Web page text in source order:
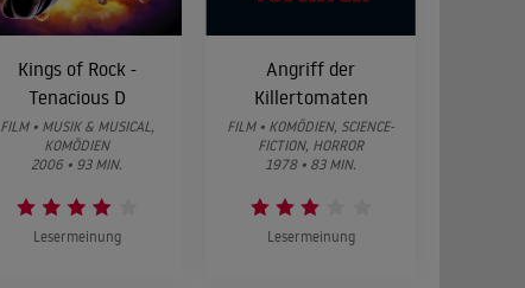
Kings of Rock -
Tenacious D
FILM • MUSIK & MUSICAL,
KOMÖDIEN
2006 • 93 MIN.
Lesermeinung
Angriff der
Killertomaten
FILM • KOMÖDIEN, SCIENCE-
FICTION, HORROR
1978 • 83 MIN.
Lesermeinung